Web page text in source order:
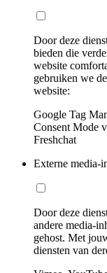
Door deze
bieden die
website
gebruiken we
website:
Google Tag
Consent Mode
Freshchat
Externe media-
Door deze
andere media-
gehost. Met
diensten van